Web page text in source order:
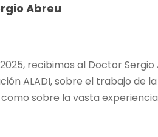
Abreu
recibimos al Doctor
ALADI, sobre el trabajo de
sobre la vasta